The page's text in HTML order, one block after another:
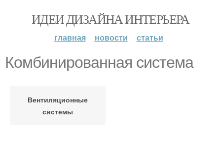
ИДЕИ ДИЗАЙНА ИНТЕРЬЕРА
главная новости статьи
Комбинированная система
Вентиляционные
системы